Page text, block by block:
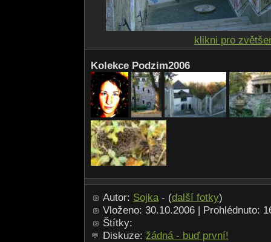
klikni pro
Kolekce Podzim2006
Autor: Sojka - (další fotky)
Vloženo: 30.10.2006 | Prohlédnuto:
Štítky:
Diskuze: žádná - buď první!